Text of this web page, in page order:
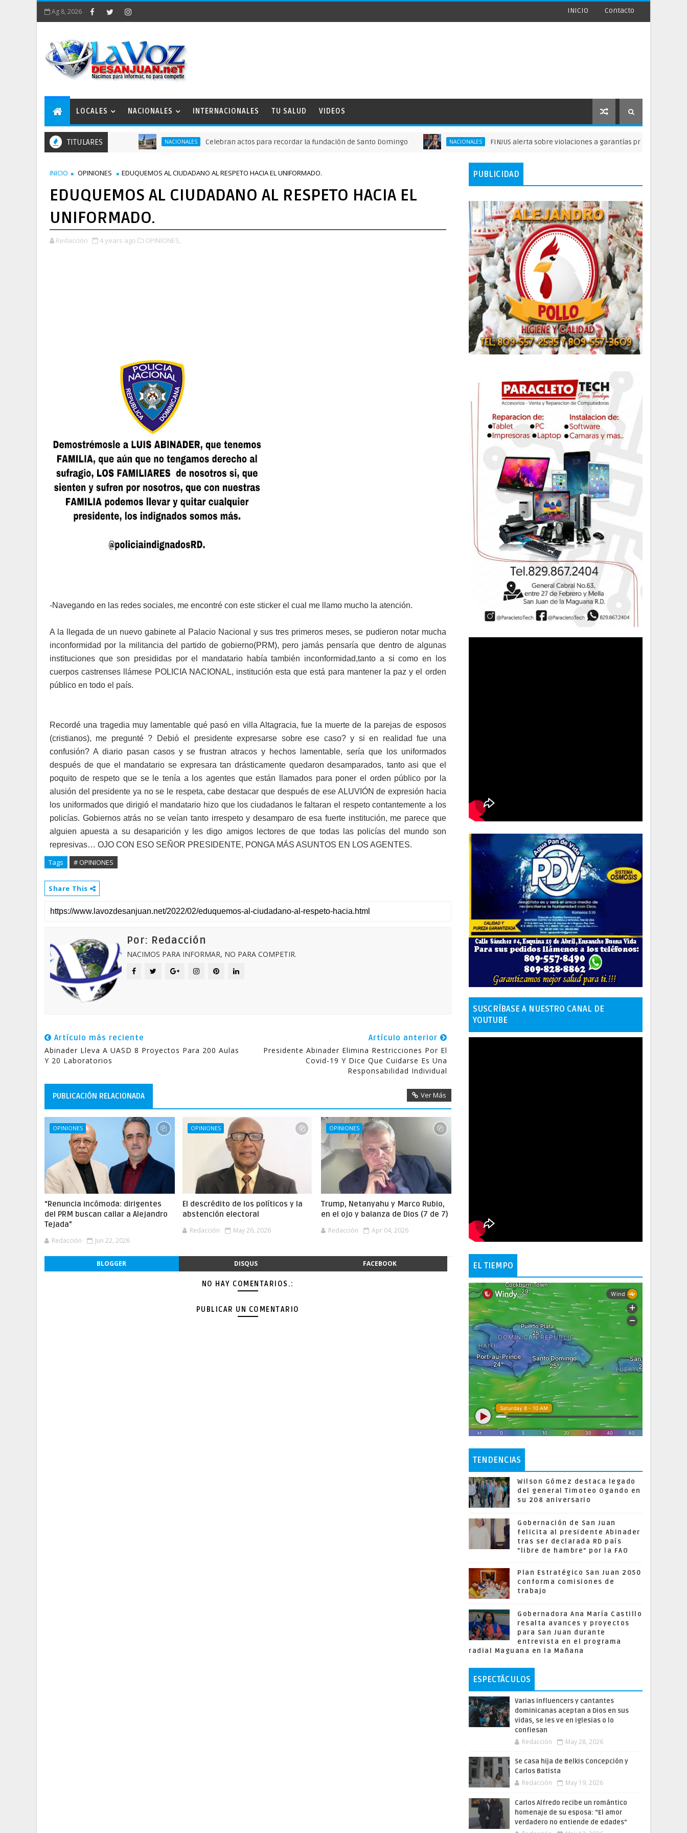
Ag 8, 2026 INICIO Contacto
LOCALES NACIONALES INTERNACIONALES TU SALUD VIDEOS
TITULARES NACIONALES Celebran actos para recordar la fundación de Santo Domingo NACIONALES FINJUS alerta sobre violaciones a garantías privados delibertad
INICIO OPINIONES EDUQUEMOS AL CIUDADANO AL RESPETO HACIA EL UNIFORMADO.
EDUQUEMOS AL CIUDADANO AL RESPETO HACIA EL
UNIFORMADO.
Redacción 4 years ago OPINIONES,
-Navegando en las redes sociales, me encontré con este sticker el cual me llamo mucho la atención.
A la llegada de un nuevo gabinete al Palacio Nacional y sus tres primeros meses, se pudieron notar mucha
inconformidad por la militancia del partido de gobierno(PRM), pero jamás pensaría que dentro de algunas
instituciones que son presididas por el mandatario había también inconformidad,tanto a si como en los
cuerpos castrenses llámese POLICIA NACIONAL, institución esta que está para mantener la paz y el orden
público en todo el país.
Recordé una tragedia muy lamentable qué pasó en villa Altagracia, fue la muerte de la parejas de esposos
(cristianos), me pregunté ? Debió el presidente expresarse sobre ese caso? y si en realidad fue una
confusión? A diario pasan casos y se frustran atracos y hechos lamentable, sería que los uniformados
después de que el mandatario se expresara tan drásticamente quedaron desamparados, tanto asi que el
poquito de respeto que se le tenía a los agentes que están llamados para poner el orden público por la
alusión del presidente ya no se le respeta, cabe destacar que después de ese ALUVIÓN de expresión hacia
los uniformados que dirigió el mandatario hizo que los ciudadanos le faltaran el respeto contantemente a los
policías. Gobiernos atrás no se veían tanto irrespeto y desamparo de esa fuerte institución, me parece que
alguien apuesta a su desaparición y les digo amigos lectores de que todas las policías del mundo son
represivas… OJO CON ESO SEÑOR PRESIDENTE, PONGA MÁS ASUNTOS EN LOS AGENTES.
Tags # OPINIONES
Share This
Por: Redacción
NACIMOS PARA INFORMAR, NO PARA COMPETIR.
Artículo más reciente
Abinader Lleva A UASD 8 Proyectos Para 200 Aulas
Y 20 Laboratorios
Artículo anterior
Presidente Abinader Elimina Restricciones Por El
Covid-19 Y Dice Que Cuidarse Es Una
Responsabilidad Individual
PUBLICACIÓN RELACIONADA Ver Más
OPINIONES
“Renuncia incómoda: dirigentes
del PRM buscan callar a Alejandro
Tejada”
Redacción Jun 22, 2026
OPINIONES
El descrédito de los políticos y la
abstención electoral
Redacción May 26, 2026
OPINIONES
Trump, Netanyahu y Marco Rubio,
en el ojo y balanza de Dios (7 de 7)
Redacción Apr 04, 2026
BLOGGER DISQUS FACEBOOK
NO HAY COMENTARIOS.:
PUBLICAR UN COMENTARIO
PUBLICIDAD
SUSCRÍBASE A NUESTRO CANAL DE
YOUTUBE
EL TIEMPO
TENDENCIAS
Wilson Gómez destaca legado
del general Timoteo Ogando en
su 208 aniversario
Gobernación de San Juan
felicita al presidente Abinader
tras ser declarada RD país
"libre de hambre" por la FAO
Plan Estratégico San Juan 2050
conforma comisiones de
trabajo
Gobernadora Ana María Castillo
resalta avances y proyectos
para San Juan durante
entrevista en el programa
radial Maguana en la Mañana
ESPECTÁCULOS
Varias influencers y cantantes
dominicanas aceptan a Dios en sus
vidas, se les ve en iglesias o lo
confiesan
Redacción May 28, 2026
Se casa hija de Belkis Concepción y
Carlos Batista
Redacción May 19, 2026
Carlos Alfredo recibe un romántico
homenaje de su esposa: “El amor
verdadero no entiende de edades”